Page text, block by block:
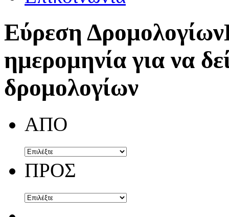
Εύρεση Δρομολογίων
ημερομηνία για να
δρομολογίων
ΑΠΟ
ΠΡΟΣ